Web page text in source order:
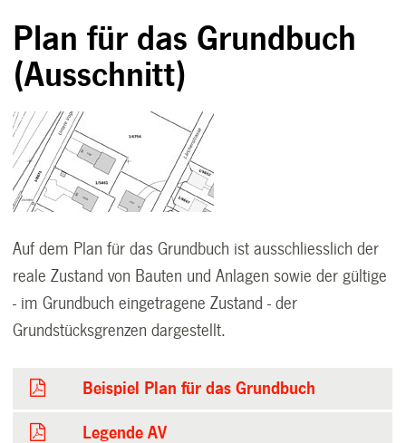
Plan für das Grundbuch
(Ausschnitt)
Auf dem Plan für das Grundbuch ist ausschliesslich der
reale Zustand von Bauten und Anlagen sowie der gültige
- im Grundbuch eingetragene Zustand - der
Grundstücksgrenzen dargestellt.
Beispiel Plan für das Grundbuch
Legende AV